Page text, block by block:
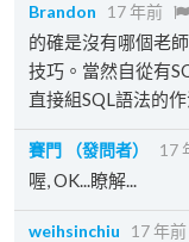
Brandon
17 年前
的確是沒有哪個老
技巧。當然自從有
直接組SQL語法的作
賽門 （發問者） 17
喔, OK...瞭解...
weihsinchiu 17 年前